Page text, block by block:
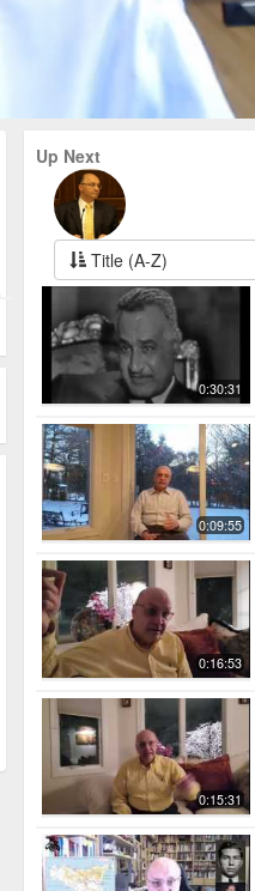
Up Next
Title (A-Z)
0:30:31
0:09:55
0:16:53
0:15:31